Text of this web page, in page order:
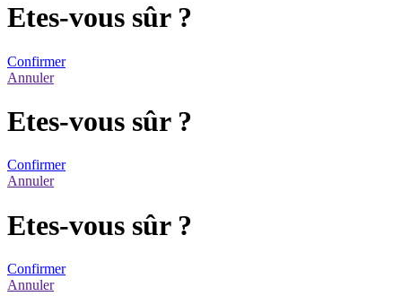
Etes-vous sûr ?
Confirmer
Annuler
Etes-vous sûr ?
Confirmer
Annuler
Etes-vous sûr ?
Confirmer
Annuler